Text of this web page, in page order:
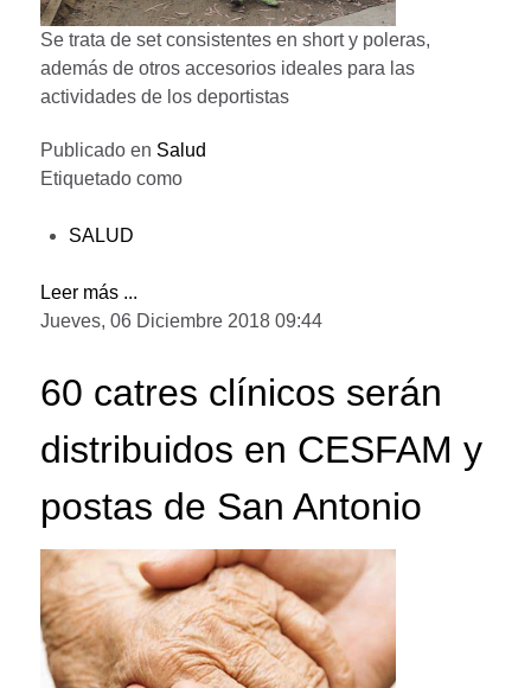
Se trata de set consistentes en short y poleras,
además de otros accesorios ideales para las
actividades de los deportistas
Publicado en Salud
Etiquetado como
SALUD
Leer más ...
Jueves, 06 Diciembre 2018 09:44
60 catres clínicos serán
distribuidos en CESFAM y
postas de San Antonio